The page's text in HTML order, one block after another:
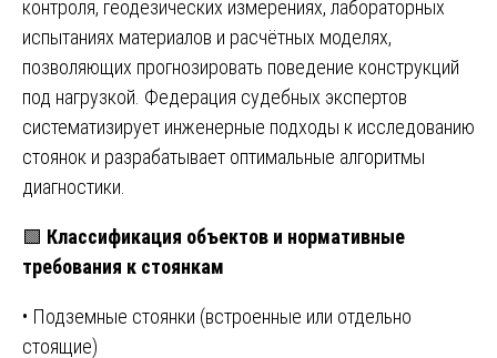
контроля, геодезических измерениях, лабораторных
испытаниях материалов и расчётных моделях,
позволяющих прогнозировать поведение конструкций
под нагрузкой. Федерация судебных экспертов
систематизирует инженерные подходы к исследованию
стоянок и разрабатывает оптимальные алгоритмы
диагностики.
🟩 Классификация объектов и нормативные
требования к стоянкам
• Подземные стоянки (встроенные или отдельно
стоящие)